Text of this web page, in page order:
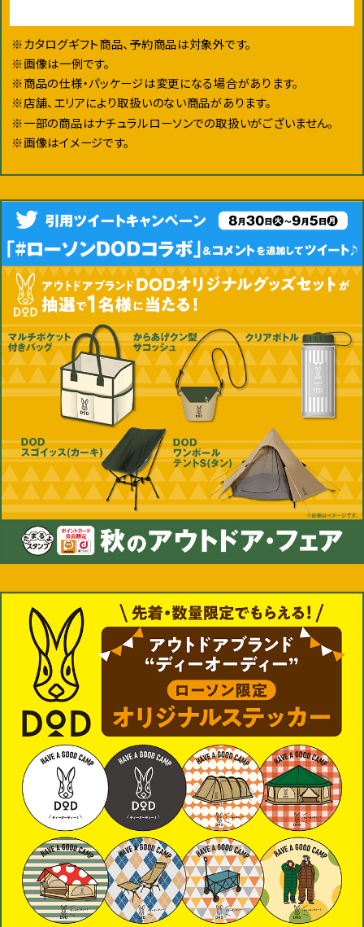
※カタログギフト商品、予約商品は対象外です。
※画像は一例です。
※商品の仕様・パッケージは変更になる場合があります。
※店舗、エリアにより取扱いのない商品があります。
※一部の商品はナチュラルローソンでの取扱いがございません。
※画像はイメージです。